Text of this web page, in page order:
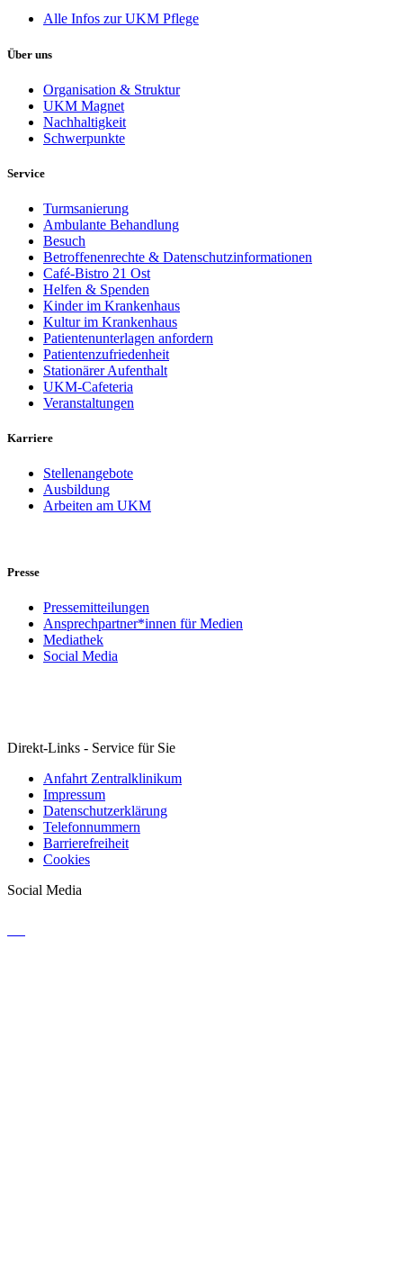
Alle Infos zur UKM Pflege
Über uns
Organisation & Struktur
UKM Magnet
Nachhaltigkeit
Schwerpunkte
Service
Turmsanierung
Ambulante Behandlung
Besuch
Betroffenenrechte & Datenschutzinformationen
Café-Bistro 21 Ost
Helfen & Spenden
Kinder im Krankenhaus
Kultur im Krankenhaus
Patientenunterlagen anfordern
Patientenzufriedenheit
Stationärer Aufenthalt
UKM-Cafeteria
Veranstaltungen
Karriere
Stellenangebote
Ausbildung
Arbeiten am UKM
Presse
Pressemitteilungen
Ansprechpartner*innen für Medien
Mediathek
Social Media
Direkt-Links - Service für Sie
Anfahrt Zentralklinikum
Impressum
Datenschutzerklärung
Telefonnummern
Barrierefreiheit
Cookies
Social Media